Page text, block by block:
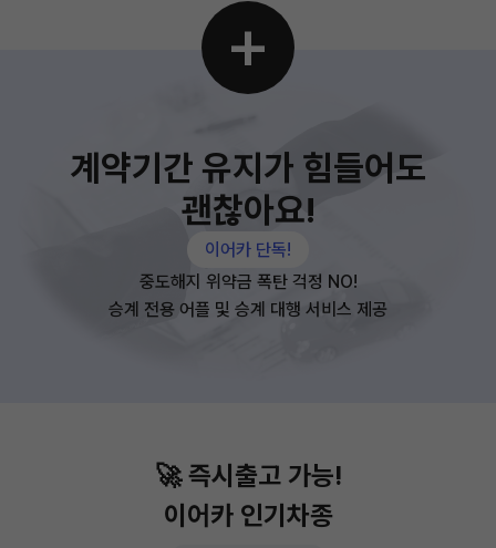
+
계약기간 유지가 힘들어도
괜찮아요!
이어카 단독!
중도해지 위약금 폭탄 걱정 NO!
승계 전용 어플 및 승계 대행 서비스 제공
🚀 즉시출고 가능!
이어카 인기차종